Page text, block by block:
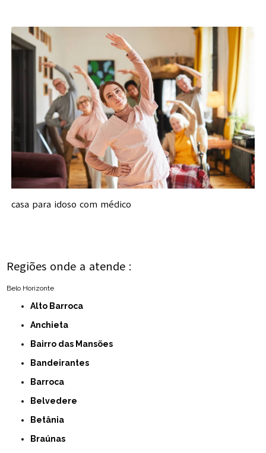
casa para idoso com médico
Regiões onde a atende :
Belo Horizonte
Alto Barroca
Anchieta
Bairro das Mansões
Bandeirantes
Barroca
Belvedere
Betânia
Braúnas